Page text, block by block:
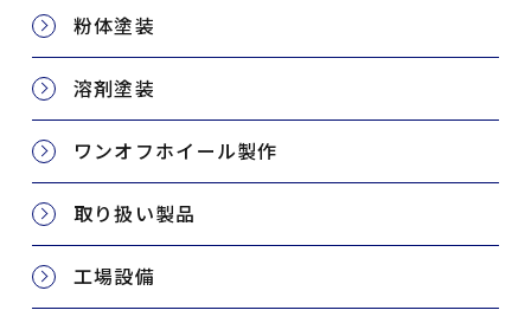
粉体塗装
溶剤塗装
ワンオフホイール製作
取り扱い製品
工場設備